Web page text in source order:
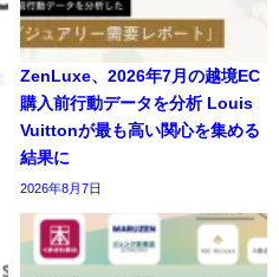
ZenLuxe、2026年7月の越境EC
購入前行動データを分析 Louis
Vuittonが最も高い関心を集める
結果に
2026年8月7日